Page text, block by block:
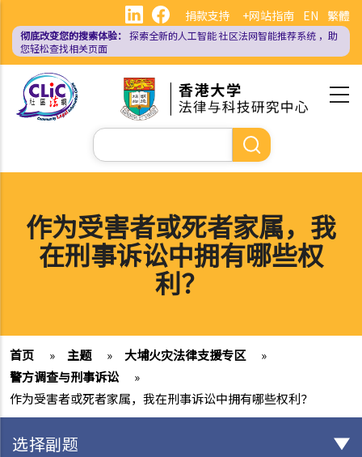
主
EN 繁體
捐款支持 +网站指南
彻底改变您的搜索体验： 探索全新的人工智能社区法网智能推荐系统 ，助
您轻松查找相关页面
搜
索
作为受害者或死者家属，我
在刑事诉讼中拥有哪些权
利？
首页 » 主题 » 大埔火灾法律支援专区
»
警方调查与刑事诉讼
»
作为受害者或死者家属，我在刑事诉讼中拥有哪些权利？
选择副题